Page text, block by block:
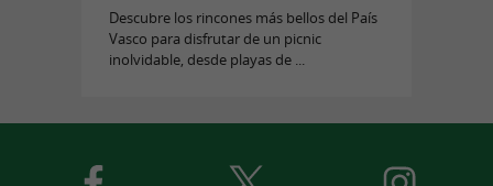
Descubre los rincones más bellos del País
Vasco para disfrutar de un picnic
inolvidable, desde playas de ...